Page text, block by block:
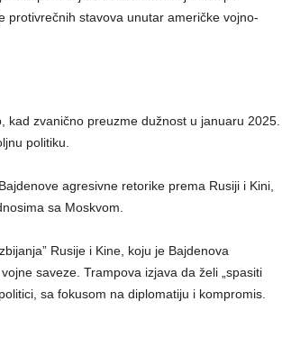
protivrečnih stavova unutar američke vojno-
zvanično preuzme dužnost u januaru 2025.
politiku.
agresivne retorike prema Rusiji i Kini,
sa Moskvom.
Rusije i Kine, koju je Bajdenova
saveze. Trampova izjava da želi „spasiti
sa fokusom na diplomatiju i kompromis.